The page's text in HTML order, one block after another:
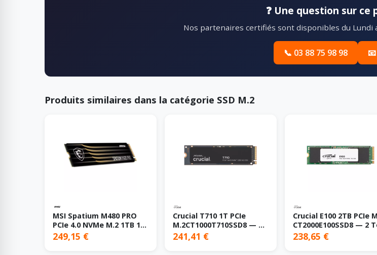
❓ Une question sur ce
Nos partenaires certifiés sont disponibles du Lundi
📞 03 88 75 98 98
Produits similaires dans la catégorie SSD M.2
MSI Spatium M480 PRO
PCIe 4.0 NVMe M.2 1TB 1
To PCI Express 4.0 3D
NAND
249,15 €
Crucial T710 1T PCIe
M.2CT1000T710SSD8 — 1
To, PCIe 5.0
241,41 €
Crucial E100 2TB PCIe
CT2000E100SSD8 — 2
PCIe 4.0
238,65 €